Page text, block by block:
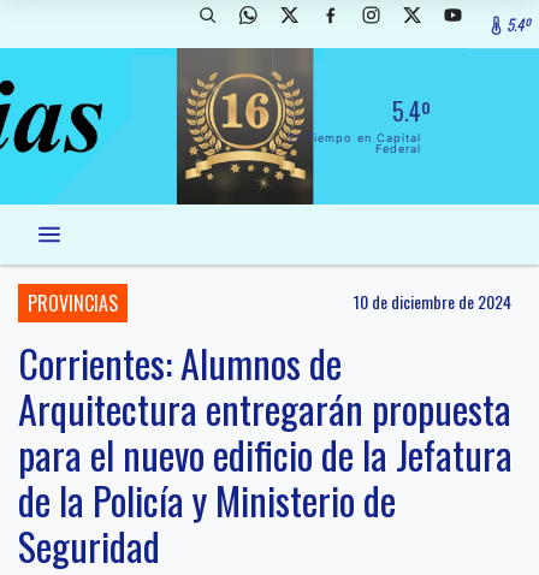
5.4º
5.4º
El Tiempo en Capital
Federal
PROVINCIAS 10 de diciembre de 2024
Corrientes: Alumnos de
Arquitectura entregarán propuesta
para el nuevo edificio de la Jefatura
de la Policía y Ministerio de
Seguridad